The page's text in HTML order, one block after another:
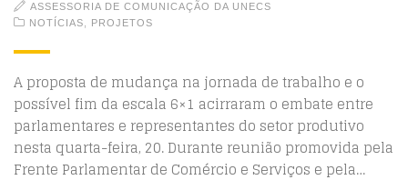
ASSESSORIA DE COMUNICAÇÃO DA UNECS
NOTÍCIAS
PROJETOS
A proposta de mudança na jornada de trabalho e o
possível fim da escala 6×1 acirraram o embate entre
parlamentares e representantes do setor produtivo
nesta quarta-feira, 20. Durante reunião promovida pela
Frente Parlamentar de Comércio e Serviços e pela…